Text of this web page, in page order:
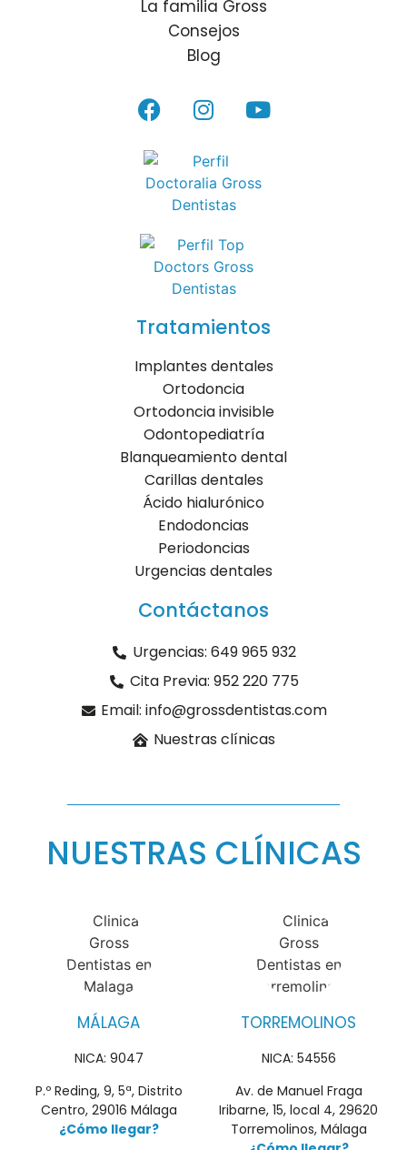
La familia Gross
Consejos
Blog
Tratamientos
Implantes dentales
Ortodoncia
Ortodoncia invisible
Odontopediatría
Blanqueamiento dental
Carillas dentales
Ácido hialurónico
Endodoncias
Periodoncias
Urgencias dentales
Contáctanos
Urgencias: 649 965 932
Cita Previa: 952 220 775
Email: info@grossdentistas.com
Nuestras clínicas
NUESTRAS CLÍNICAS
MÁLAGA
NICA: 9047
P.º Reding, 9, 5ª, Distrito
Centro, 29016 Málaga
¿Cómo llegar?
TORREMOLINOS
NICA: 54556
Av. de Manuel Fraga
Iribarne, 15, local 4, 29620
Torremolinos, Málaga